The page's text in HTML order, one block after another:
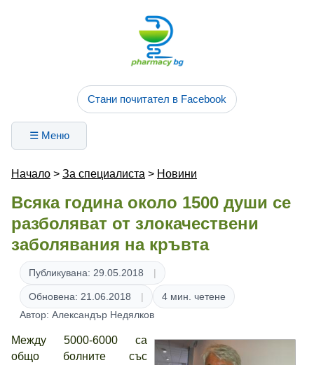
Стани почитател в Facebook
☰ Меню
Начало > За специалиста > Новини
Всяка година около 1500 души се
разболяват от злокачествени
заболявания на кръвта
Публикувана: 29.05.2018
Обновена: 21.06.2018
4 мин. четене
Автор: Александър Недялков
Между 5000-6000 са
общо болните със